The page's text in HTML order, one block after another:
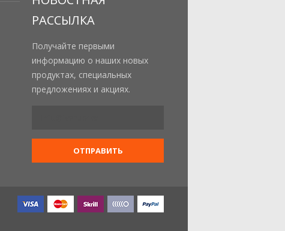
РАССЫЛКА
Получайте первыми
информацию о наших новых
продуктах, специальных
предложениях и акциях.
ОТПРАВИТЬ